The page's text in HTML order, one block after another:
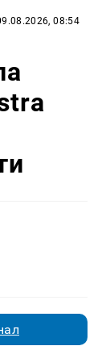
08:54